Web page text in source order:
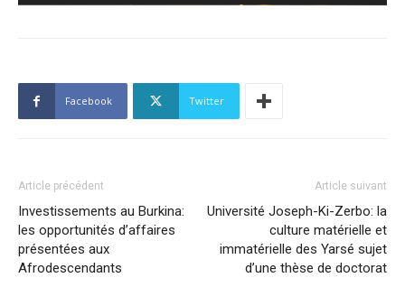
Facebook Twitter
Article précédent
Investissements au Burkina:
les opportunités d’affaires
présentées aux
Afrodescendants
Article suivant
Université Joseph-Ki-Zerbo: la
culture matérielle et
immatérielle des Yarsé sujet
d’une thèse de doctorat